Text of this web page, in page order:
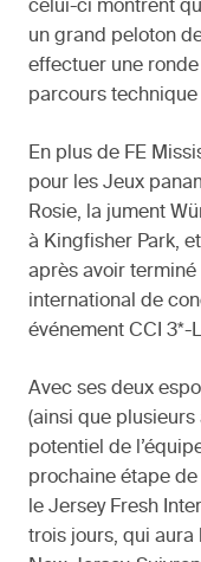
celui-ci montrent
un grand peloton
effectuer une
parcours
En plus de FE
pour les Jeux
Rosie, la jument
à Kingfisher Park,
après avoir terminé
international de
événement CCI 3*-
Avec ses deux
(ainsi que plusieurs
potentiel de
prochaine étape
le Jersey Fresh
trois jours, qui aura